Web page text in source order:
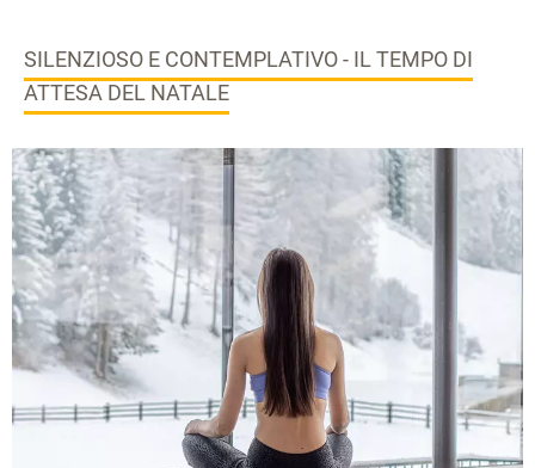
SILENZIOSO E CONTEMPLATIVO - IL TEMPO DI
ATTESA DEL NATALE